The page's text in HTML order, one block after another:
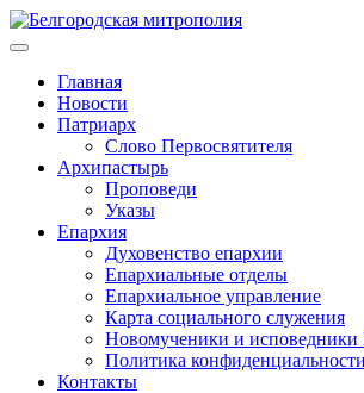
Главная
Новости
Патриарх
Слово Первосвятителя
Архипастырь
Проповеди
Указы
Епархия
Духовенство епархии
Епархиальные отделы
Епархиальное управление
Карта социального служения
Новомученики и исповедники
Политика конфиденциальности
Контакты